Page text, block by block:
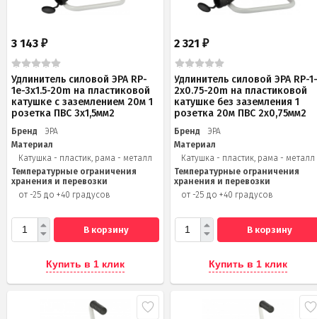
3 143 ₽
Удлинитель силовой ЭРА RP-
1e-3x1.5-20m на пластиковой
катушке c заземлением 20м 1
розетка ПВС 3х1,5мм2
Бренд
ЭРА
Материал
Катушка - пластик, рама - металл
Температурные ограничения
хранения и перевозки
от -25 до +40 градусов
В корзину
Купить в 1 клик
2 321₽
Удлинитель силовой ЭРА RP-
2x0.75-20m на пластиковой
катушке без заземления 1
розетка 20м ПВС 2х0,75мм2
Бренд
ЭРА
Материал
Катушка - пластик, рама - металл
Температурные ограничения
хранения и перевозки
от -25 до +40 градусов
В корзину
Купить в 1 клик